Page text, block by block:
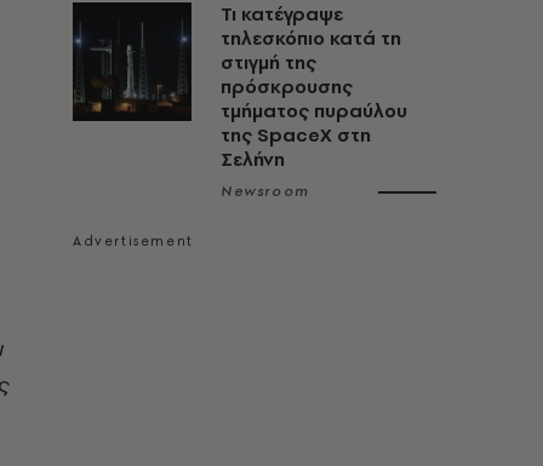
Τι κατέγραψε
τηλεσκόπιο κατά τη
στιγμή της
πρόσκρουσης
τμήματος πυραύλου
της SpaceX στη
Σελήνη
Newsroom